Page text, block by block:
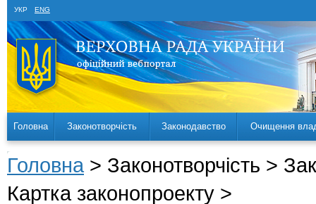
УКР ENG
Головна Законотворчість Законодавство Очищення
Головна > Законотворчість >
Картка законопроекту >